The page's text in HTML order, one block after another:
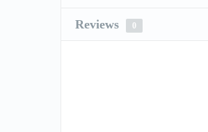
Reviews 0